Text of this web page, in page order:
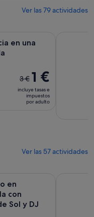
por
Ver las 79 actividades
en una
precio
anterior
era
el
por
adulto
3 € 1 €
incluye tasas e
impuestos
por adulto
Ver las 57 actividades
en
con
Sol y DJ